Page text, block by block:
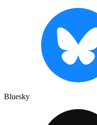
Bluesky